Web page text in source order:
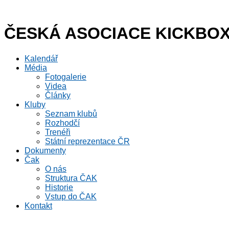
obsahu
ČESKÁ ASOCIACE
Kalendář
Média
Fotogalerie
Videa
Články
Kluby
Seznam klubů
Rozhodčí
Trenéři
Státní reprezentace ČR
Dokumenty
Čak
O nás
Struktura ČAK
Historie
Vstup do ČAK
Kontakt